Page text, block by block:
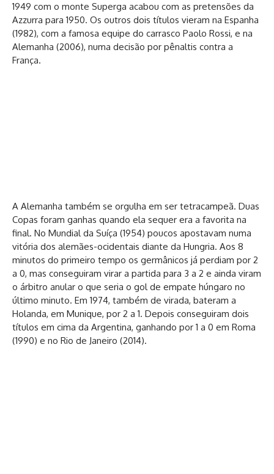
1949 com o monte Superga acabou com as pretensões da
Azzurra para 1950. Os outros dois títulos vieram na Espanha
(1982), com a famosa equipe do carrasco Paolo Rossi, e na
Alemanha (2006), numa decisão por pênaltis contra a
França.
A Alemanha também se orgulha em ser tetracampeã. Duas
Copas foram ganhas quando ela sequer era a favorita na
final. No Mundial da Suíça (1954) poucos apostavam numa
vitória dos alemães-ocidentais diante da Hungria. Aos 8
minutos do primeiro tempo os germânicos já perdiam por 2
a 0, mas conseguiram virar a partida para 3 a 2 e ainda viram
o árbitro anular o que seria o gol de empate húngaro no
último minuto. Em 1974, também de virada, bateram a
Holanda, em Munique, por 2 a 1. Depois conseguiram dois
títulos em cima da Argentina, ganhando por 1 a 0 em Roma
(1990) e no Rio de Janeiro (2014).